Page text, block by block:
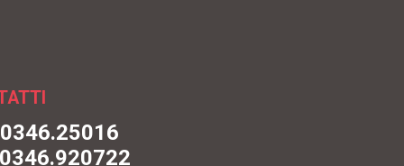
0346.920722